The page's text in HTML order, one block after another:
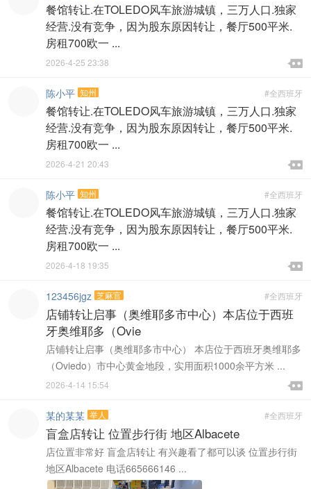
餐馆转让.在TOLEDO风车旅游城镇，三万人口.独家
经营.没有竞争，因为股东原因转让，餐厅500平米.
房租700欧一 ...

2026-4-25 23:38 
#全西班牙
陈小平 知州
餐馆转让.在TOLEDO风车旅游城镇，三万人口.独家
经营.没有竞争，因为股东原因转让，餐厅500平米.
房租700欧一 ...

2026-4-21 20:43 
#全西班牙
陈小平 知州
餐馆转让.在TOLEDO风车旅游城镇，三万人口.独家
经营.没有竞争，因为股东原因转让，餐厅500平米.
房租700欧一 ...

2026-4-18 19:35 
#全西班牙
123456jgz 芝麻官
店铺转让启事（奥维耶多市中心）本店位于西班
牙奥维耶多（Ovie
店铺转让启事（奥维耶多市中心） 本店位于西班牙奥维耶多
（Oviedo）市中心黄金地段，实用面积1000余平方米 ...

2026-4-14 15:54 
#全西班牙
某的某某 举人
盲盒店转让 位置步行街 地区Albacete
店位置非常好 盲盒店转让 有兴趣看了都可以谈 位置步行街
地区Albacete 电话665666146 ...